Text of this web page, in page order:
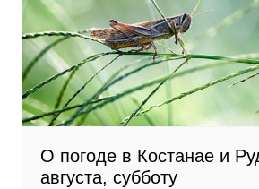
i
О погоде в Костанае и
августа, субботу